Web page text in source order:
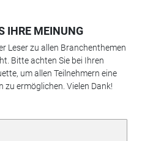
IHRE MEINUNG
Leser zu allen Branchenthemen
Bitte achten Sie bei Ihren
um allen Teilnehmern eine
ermöglichen. Vielen Dank!